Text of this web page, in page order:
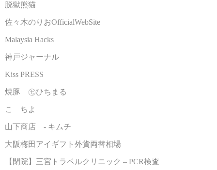
脱獄熊猫
佐々木のりおOfficialWebSite
Malaysia Hacks
神戸ジャーナル
Kiss PRESS
焼豚 ㊆ひちまる
こゝちよ
山下商店 - キムチ
大阪梅田アイギフト外貨両替相場
【閉院】三宮トラベルクリニック – PCR検査